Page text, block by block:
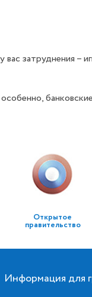
затруднения –
Открытое
правительство
Информация для